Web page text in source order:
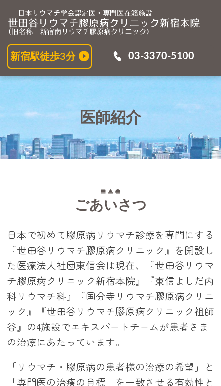
新宿駅徒歩3分 03-3370-5100
医師紹介
ごあいさつ
日本で初めて膠原病リウマチ診療を専門にする
『世田谷リウマチ膠原病クリニック』を開設し
た医療法人社団東信会は現在、『世田谷リウマ
チ膠原病クリニック新宿本院』『東信よしだ内
科リウマチ科』『国分寺リウマチ膠原病クリニ
ック』『世田谷リウマチ膠原病クリニック祖師
谷』の4施設でエキスパートチームが患者さま
の治療にあたっています。
「リウマチ・膠原病の患者様の治療の希望」と
「専門医の治療の目標」を一致させる有効性と